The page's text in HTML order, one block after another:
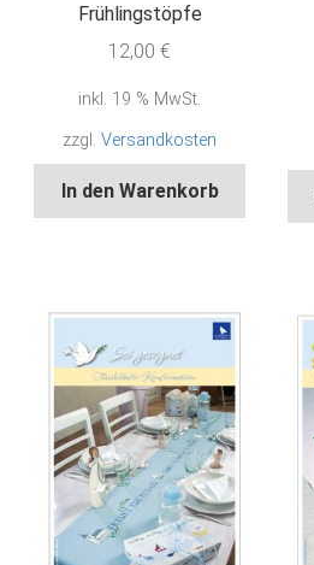
Frühlingstöpfe
12,00€
inkl. 19 % MwSt.
zzgl.Versandkosten
In den Warenkorb